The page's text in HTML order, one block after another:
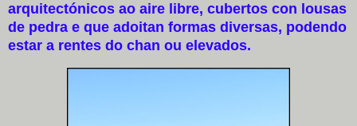
arquitectónicos ao aire libre, cubertos con lousas
de pedra e que adoitan formas diversas, podendo
estar a rentes do chan ou elevados.